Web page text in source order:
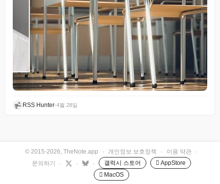
RSS Hunter•4월 28일
© 2015-2026, TheNote.app · 개인정보 보호정책 · 이용 약관
·
문의하기
· · · 갤럭시 스토어
 AppStore
 MacOS